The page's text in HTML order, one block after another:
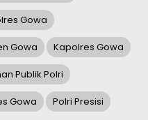
Gowa
Gowa Kapolres Gowa
Publik Polri
Gowa Polri Presisi